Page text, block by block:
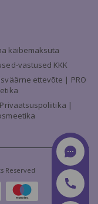
käibemaksuta
vastused KKK
ettevõte | PRO
Privaatsuspoliitika |
Reserved